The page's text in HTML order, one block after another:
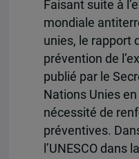
Faisant suite à
mondiale
unies, le rapport
prévention de
publié par le
Nations Unies
nécessité de
préventives.
l’UNESCO dans